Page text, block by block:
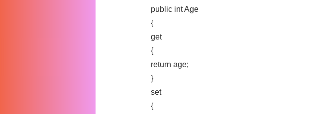
public int Age
{
get
{
return age;
}
set
{